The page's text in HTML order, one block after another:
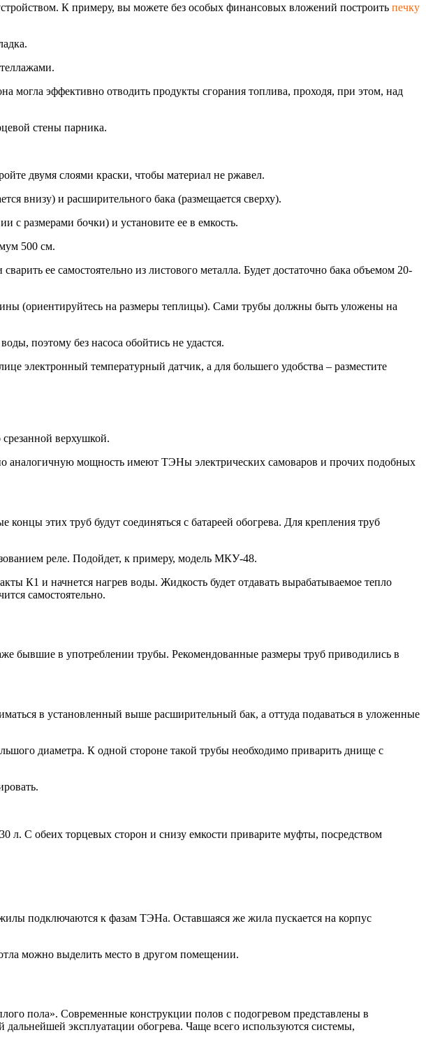
К примеру, вы можете без особых финансовых вложений построить печку
могла эффективно отводить продукты сгорания топлива, проходя, при этом, над
стены парника.
двумя слоями краски, чтобы материал не ржавел.
внизу) и расширительного бака (размещается сверху).
с размерами бочки) и установите ее в емкость.
500 см.
ее самостоятельно из листового металла. Будет достаточно бака объемом 20-
(ориентируйтесь на размеры теплицы). Сами трубы должны быть уложены на
поэтому без насоса обойтись не удастся.
электронный температурный датчик, а для большего удобства – разместите
верхушкой.
аналогичную мощность имеют ТЭНы электрических самоваров и прочих подобных
этих труб будут соединяться с батареей обогрева. Для крепления труб
реле. Подойдет, к примеру, модель МКУ-48.
К1 и начнется нагрев воды. Жидкость будет отдавать вырабатываемое тепло
самостоятельно.
бывшие в употреблении трубы. Рекомендованные размеры труб приводились в
в установленный выше расширительный бак, а оттуда подаваться в уложенные
диаметра. К одной стороне такой трубы необходимо приварить днище с
л. С обеих торцевых сторон и снизу емкости приварите муфты, посредством
подключаются к фазам ТЭНа. Оставшаяся же жила пускается на корпус
можно выделить место в другом помещении.
пола». Современные конструкции полов с подогревом представлены в
эксплуатации обогрева. Чаще всего используются системы,